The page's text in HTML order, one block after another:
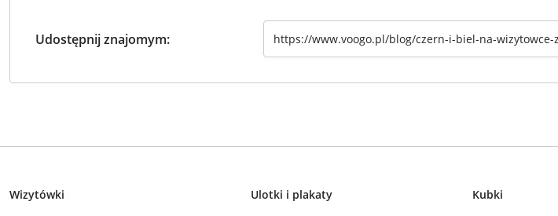
Udostępnij znajomym:
Wizytówki Ulotki i plakaty Kubki